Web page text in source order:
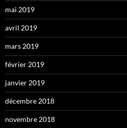
mai 2019
avril 2019
mars 2019
février 2019
janvier 2019
décembre 2018
novembre 2018